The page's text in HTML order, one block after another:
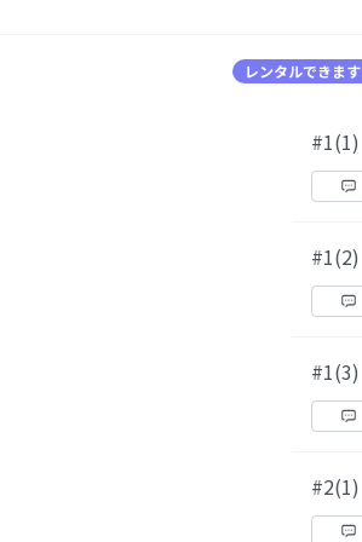
レンタルできます
#1(1)
#1(2)
#1(3)
#2(1)